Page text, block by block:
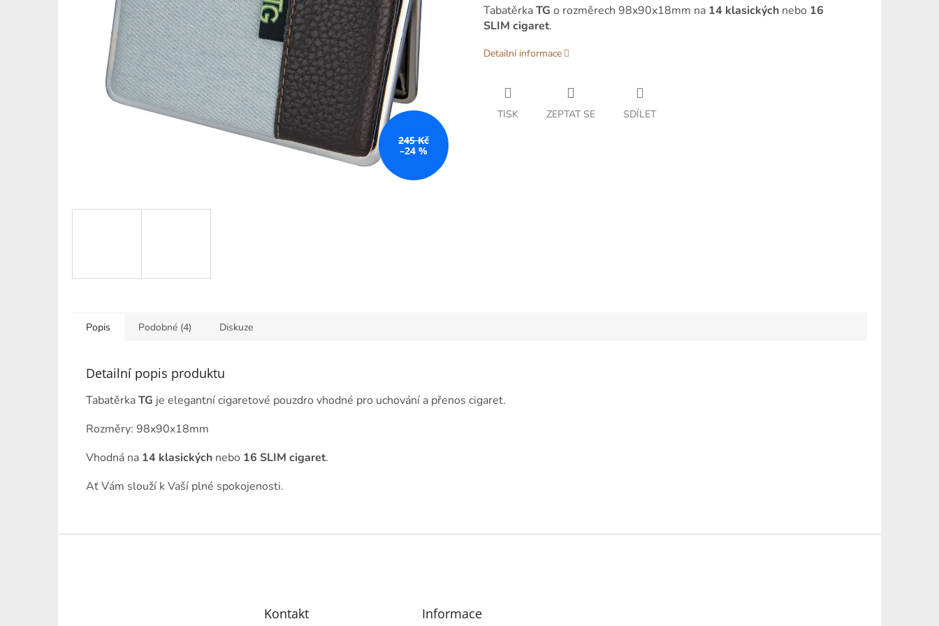
245 Kč
–24 %
TabatěrkaTG o rozměrech 98x90x18mm na 14 klasických nebo 16
SLIM cigaret.
Detailní informace
TISK ZEPTAT SE SDÍLET
Popis Podobné (4) Diskuze
Detailní popis produktu
TabatěrkaTG je elegantní cigaretové pouzdro vhodné pro uchování a přenos cigaret.
Rozměry: 98x90x18mm
Vhodná na 14 klasických nebo 16 SLIM cigaret.
Ať Vám slouží k Vaší plné spokojenosti.
Kontakt Informace